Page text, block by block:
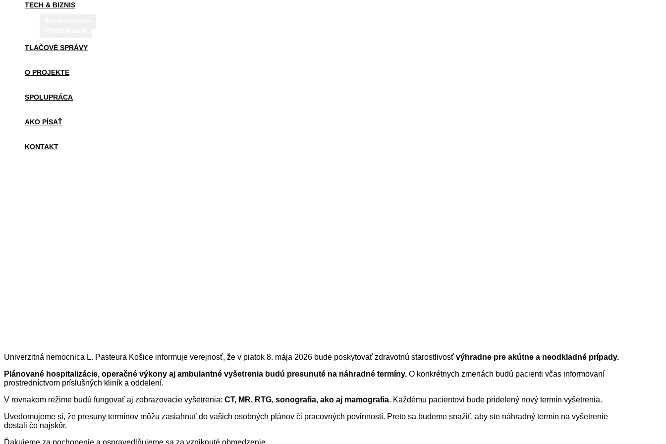
TECH & BIZNIS
TLAČOVÉ SPRÁVY
O PROJEKTE
SPOLUPRÁCA
AKO PÍSAŤ
KONTAKT
Univerzitná nemocnica L. Pasteura Košice informuje verejnosť, že v piatok 8. mája 2026 bude poskytovať zdravotnú starostlivosť výhradne pre akútne a neodkladné prípady.
Plánované hospitalizácie, operačné výkony aj ambulantné vyšetrenia budú presunuté na náhradné termíny. O konkrétnych zmenách budú pacienti včas informovaní
prostredníctvom príslušných kliník a oddelení.
V rovnakom režime budú fungovať aj zobrazovacie vyšetrenia: CT, MR, RTG, sonografia, ako aj mamografia. Každému pacientovi bude pridelený nový termín vyšetrenia.
Uvedomujeme si, že presuny termínov môžu zasiahnuť do vašich osobných plánov či pracovných povinností. Preto sa budeme snažiť, aby ste náhradný termín na vyšetrenie
dostali čo najskôr.
Ďakujeme za pochopenie a ospravedlňujeme sa za vzniknuté obmedzenie